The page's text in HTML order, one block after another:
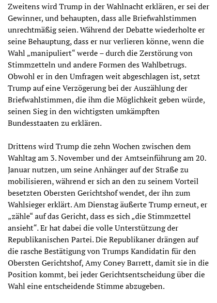
Zweitens wird Trump in der Wahlnacht erklären, er sei der
Gewinner, und behaupten, dass alle Briefwahlstimmen
unrechtmäßig seien. Während der Debatte wiederholte er
seine Behauptung, dass er nur verlieren könne, wenn die
Wahl „manipuliert“ werde – durch die Zerstörung von
Stimmzetteln und andere Formen des Wahlbetrugs.
Obwohl er in den Umfragen weit abgeschlagen ist, setzt
Trump auf eine Verzögerung bei der Auszählung der
Briefwahlstimmen, die ihm die Möglichkeit geben würde,
seinen Sieg in den wichtigsten umkämpften
Bundesstaaten zu erklären.
Drittens wird Trump die zehn Wochen zwischen dem
Wahltag am 3. November und der Amtseinführung am 20.
Januar nutzen, um seine Anhänger auf der Straße zu
mobilisieren, während er sich an den zu seinem Vorteil
besetzten Obersten Gerichtshof wendet, der ihn zum
Wahlsieger erklärt. Am Dienstag äußerte Trump erneut, er
„zähle“ auf das Gericht, dass es sich „die Stimmzettel
ansieht“. Er hat dabei die volle Unterstützung der
Republikanischen Partei. Die Republikaner drängen auf
die rasche Bestätigung von Trumps Kandidatin für den
Obersten Gerichtshof, Amy Coney Barrett, damit sie in die
Position kommt, bei jeder Gerichtsentscheidung über die
Wahl eine entscheidende Stimme abzugeben.